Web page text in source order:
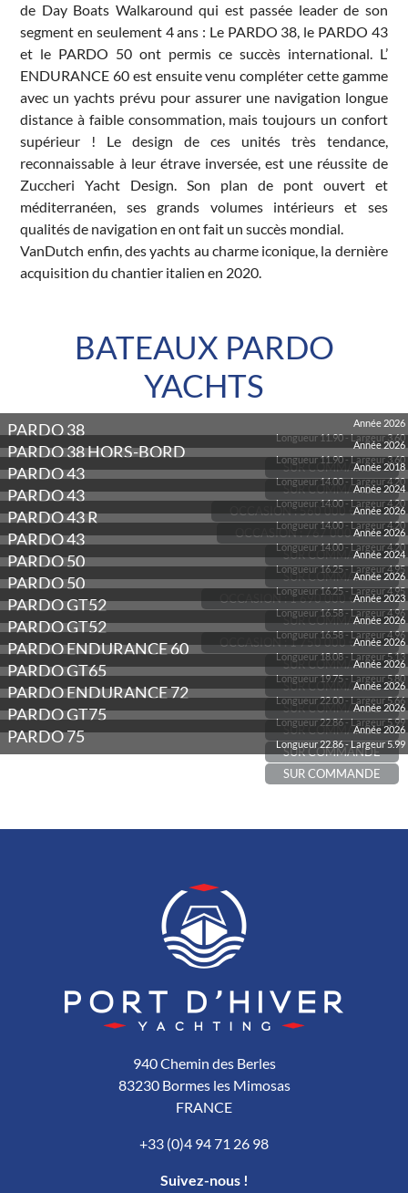
de Day Boats Walkaround qui est passée leader de son
segment en seulement 4 ans : Le PARDO 38, le PARDO 43
et le PARDO 50 ont permis ce succès international. L’
ENDURANCE 60 est ensuite venu compléter cette gamme
avec un yachts prévu pour assurer une navigation longue
distance à faible consommation, mais toujours un confort
supérieur ! Le design de ces unités très tendance,
reconnaissable à leur étrave inversée, est une réussite de
Zuccheri Yacht Design. Son plan de pont ouvert et
méditerranéen, ses grands volumes intérieurs et ses
qualités de navigation en ont fait un succès mondial.
VanDutch enfin, des yachts au charme iconique, la dernière
acquisition du chantier italien en 2020.
BATEAUX PARDO
YACHTS
SUR COMMANDE
PARDO 38
Année 2026
Longueur 11.90 - Largeur 3.60
SUR COMMANDE
PARDO 38 HORS-BORD
Année 2026
Longueur 11.90 - Largeur 3.60
OCCASION : 560 000 € TTC
PARDO 43
Année 2018
Longueur 14.00 - Largeur 4.20
OCCASION : 767 000 € HT
PARDO 43
Année 2024
Longueur 14.00 - Largeur 4.20
SUR COMMANDE
PARDO 43 R
Année 2026
Longueur 14.00 - Largeur 4.20
SUR COMMANDE
PARDO 43
Année 2026
Longueur 14.00 - Largeur 4.20
OCCASION : 1 690 000 € TTC
PARDO 50
Année 2024
Longueur 16.25 - Largeur 4.95
SUR COMMANDE
PARDO 50
Année 2026
Longueur 16.25 - Largeur 4.95
OCCASION : 1 750 000 € TTC
PARDO GT52
Année 2023
Longueur 16.58 - Largeur 4.96
SUR COMMANDE
PARDO GT52
Année 2026
Longueur 16.58 - Largeur 4.96
SUR COMMANDE
PARDO ENDURANCE 60
Année 2026
Longueur 18.08 - Largeur 5.13
SUR COMMANDE
PARDO GT65
Année 2026
Longueur 19.75 - Largeur 5.80
SUR COMMANDE
PARDO ENDURANCE 72
Année 2026
Longueur 22.00 - Largeur 5.66
SUR COMMANDE
PARDO GT75
Année 2026
Longueur 22.86 - Largeur 5.99
SUR COMMANDE
PARDO 75
Année 2026
Longueur 22.86 - Largeur 5.99
940 Chemin des Berles
83230 Bormes les Mimosas
FRANCE
+33 (0)4 94 71 26 98
Suivez-nous !